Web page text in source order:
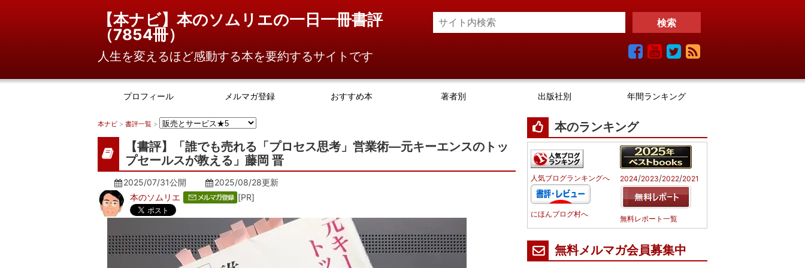
【本ナビ】本のソムリエの一日一冊書評
（7854冊）
人生を変えるほど感動する本を要約するサイトです
プロフィール メルマガ登録 おすすめ本 著者別 出版社別 年間ランキング
本ナビ > 書評一覧 >
【書評】「誰でも売れる「プロセス思考」営業術―元キーエンスのトッ
プセールスが教える」藤岡 晋
2025/07/31公開 2025/08/28更新
本のソムリエ
[PR]
本のランキング
人気ブログランキングへ
にほんブログ村へ
2024/2023/2022/2021
無料レポート一覧
無料メルマガ会員募集中